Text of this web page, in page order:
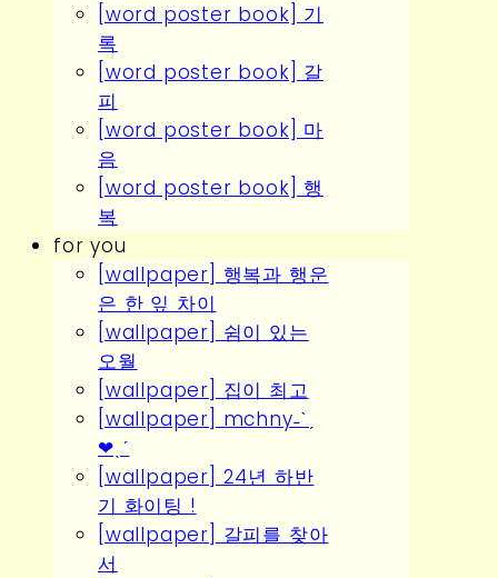
[word poster book] 기
록
[word poster book] 갈
피
[word poster book] 마
음
[word poster book] 행
복
for you
[wallpaper] 행복과 행운
은 한 잎 차이
[wallpaper] 쉼이 있는
오월
[wallpaper] 집이 최고
[wallpaper] mchny˗ˋˏ
❤︎ˎˊ
[wallpaper] 24년 하반
기 화이팅 !
[wallpaper] 갈피를 찾아
서